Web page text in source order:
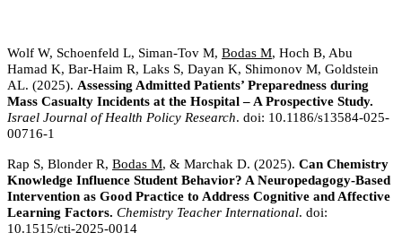
Wolf W, Schoenfeld L, Siman-Tov M, Bodas M, Hoch B, Abu
Hamad K, Bar-Haim R, Laks S, Dayan K, Shimonov M, Goldstein
AL. (2025). Assessing Admitted Patients’ Preparedness during
Mass Casualty Incidents at the Hospital – A Prospective Study.
Israel Journal of Health Policy Research. doi: 10.1186/s13584-025-
00716-1
Rap S, Blonder R, Bodas M, & Marchak D. (2025). Can Chemistry
Knowledge Influence Student Behavior? A Neuropedagogy-Based
Intervention as Good Practice to Address Cognitive and Affective
Learning Factors. Chemistry Teacher International. doi:
10.1515/cti-2025-0014